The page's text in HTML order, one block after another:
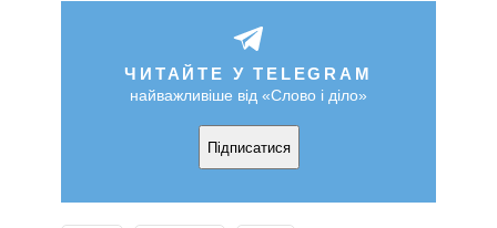
ЧИТАЙТЕ У TELEGRAM
найважливіше від «Слово і діло»
Підписатися